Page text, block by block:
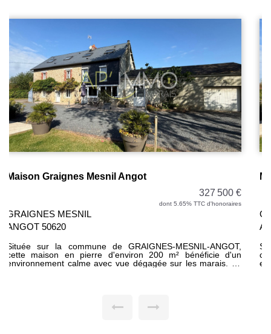
Maison Graignes Mesnil Angot
327 500 €
dont 5.65% TTC d'honoraires
GRAIGNES MESNIL
ANGOT 50620
Située sur la commune de GRAIGNES-MESNIL-ANGOT,
cette maison en pierre d'environ 200 m² bénéficie d'un
environnement calme avec vue dégagée sur les marais. La
pied. Au premier étage, un palier dessert trois chambres, un